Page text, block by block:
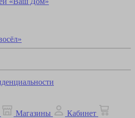
Магазины
Кабинет